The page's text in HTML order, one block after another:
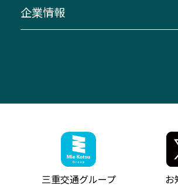
伊勢二見鳥羽周遊バスCANばす
「みえブルーライン」（三重大学
神都ライナー
ミジュマルのラッピングバス（鈴
参宮バス
神都バス
桑名・長島温泉・金城ふ頭駅～中
（休止中）
お客様駐車場のご案内
アイコンの説明
インターネット予約
よくあるご質問
美し国周遊ばす
自家用自動車車両運行管理
ザ・バスコレクション三重交通バ
三重交通公式グッズ
企業情報
ファンコーナー
お問い合わせ
お知らせ・最新情報一覧
三重交通グループ お